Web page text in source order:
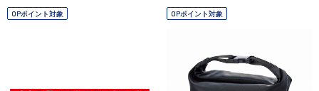
OPポイント対象 OPポイント対象